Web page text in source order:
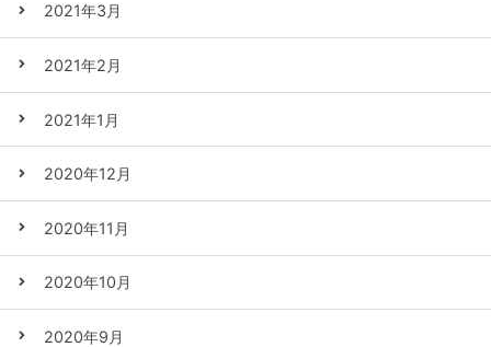
2021年3月
2021年2月
2021年1月
2020年12月
2020年11月
2020年10月
2020年9月